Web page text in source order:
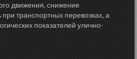
движения, снижение
транспортных перевозках, а
показателей улично-